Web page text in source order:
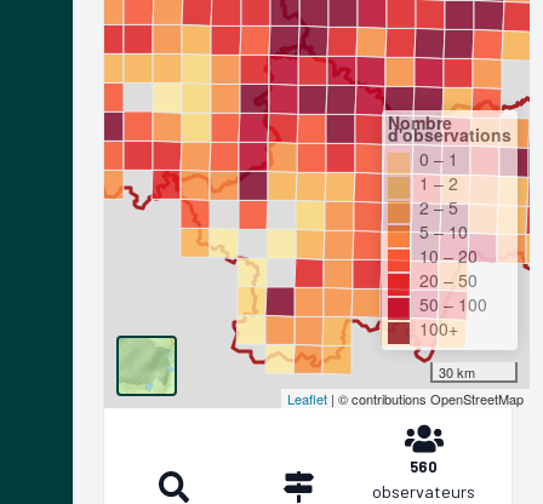
Nombre
d'observations
0 – 1
1 – 2
2 – 5
5 – 10
10 – 20
20 – 50
50 – 100
100+
30 km
Leaflet | © contributions OpenStreetMap
560
observateurs